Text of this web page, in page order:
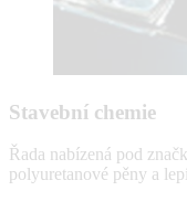
Stavební chemie
Řada nabízená pod
polyuretanové pěny a